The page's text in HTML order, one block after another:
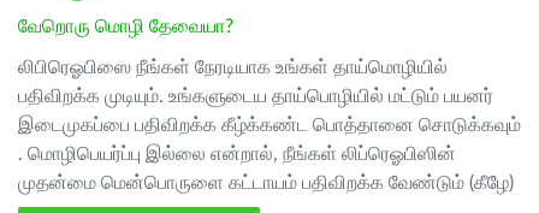
வேறொரு மொழி தேவையா?
லிபிரெஓபிஸை நீங்கள் நேரடியாக உங்கள் தாய்மொழியில்
பதிவிறக்க முடியும். உங்களுடைய தாய்பொழியில் மட்டும் பயனர்
இடைமுகப்பை பதிவிறக்க கீழ்க்கண்ட பொத்தானை சொடுக்கவும்
. மொழிபெயர்ப்பு இல்லை என்றால், நீங்கள் லிப்ரெஓபிஸின்
முதன்மை மென்பொருளை கட்டாயம் பதிவிறக்க வேண்டும் (கீழே)